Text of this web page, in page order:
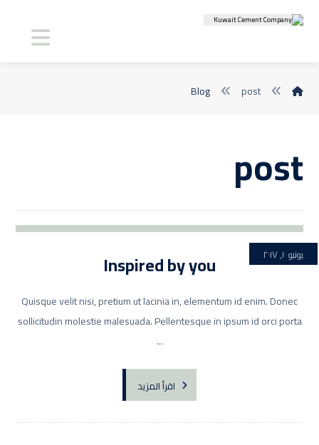
Blog post
post
Inspired by you يونيو ١٠, ٢٠١٧
Quisque velit nisi, pretium ut lacinia in, elementum id enim. Donec
sollicitudin molestie malesuada. Pellentesque in ipsum id orci porta
...
اقرأ المزيد